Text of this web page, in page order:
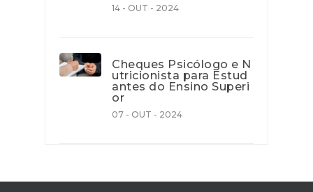
14 - OUT - 2024
Cheques Psicólogo e N
utricionista para Estud
antes do Ensino Superi
or
07 - OUT - 2024